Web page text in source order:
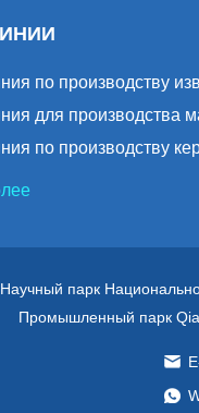
по производству
для производства
по производству
парк
Промышленный парк